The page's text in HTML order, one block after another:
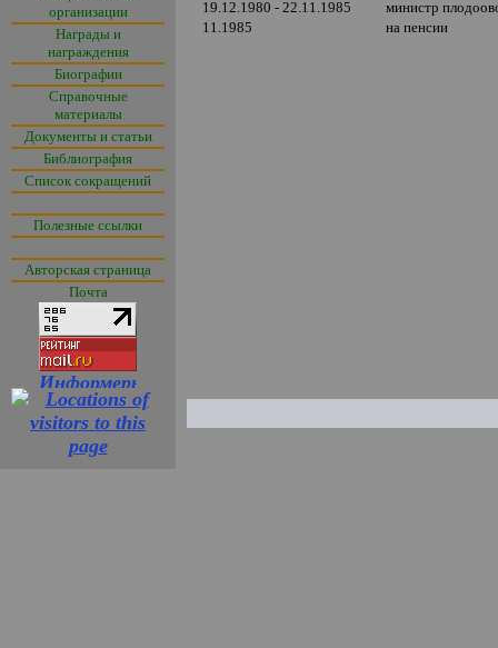
организации
Награды и
награждения
Биографии
Справочные
материалы
Документы и статьи
Библиография
Список сокращений
Полезные ссылки
Авторская страница
Почта
19.12.1980 - 22.11.1985
министр
11.1985
на пенсии